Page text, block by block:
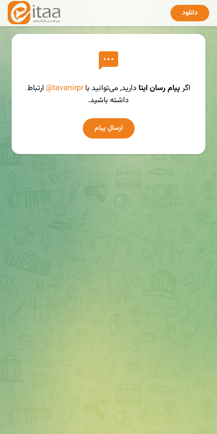
دانلود
اگر پیام رسان ایتا دارید, می‌توانید با@tavanirpr ارتباط
داشته باشید.
ارسال پیام